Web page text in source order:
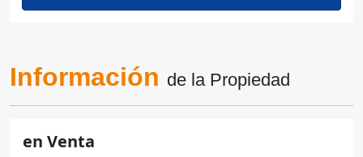
Información de la Propiedad
en Venta